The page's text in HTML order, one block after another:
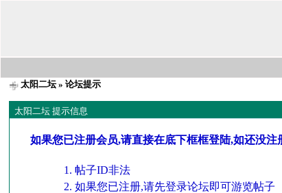
太阳二坛» 论坛提示
太阳二坛 提示信息
如果您已注册会员,请直接在底下框框登陆,如还没
帖子ID非法
如果您已注册,请先登录论坛即可游览帖子